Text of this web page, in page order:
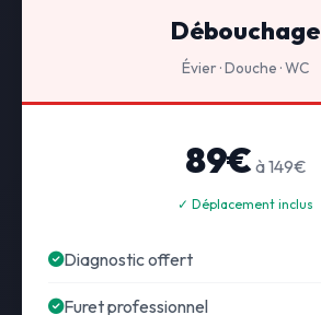
Débouchage
Évier · Douche · WC
89€ à 149€
✓ Déplacement inclus
Diagnostic offert
Furet professionnel